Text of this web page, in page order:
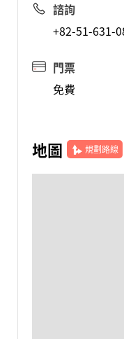
諮詢
+82-51-631-
門票
免費
地圖 規劃路線